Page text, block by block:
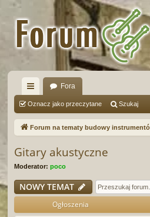
ię
ce
…
Fora
Oznacz jako przeczytane Szukaj
Forum na tematy budowy
Gitary akustyczne
Moderator: poco
NOWY TEMAT
Ogłoszenia